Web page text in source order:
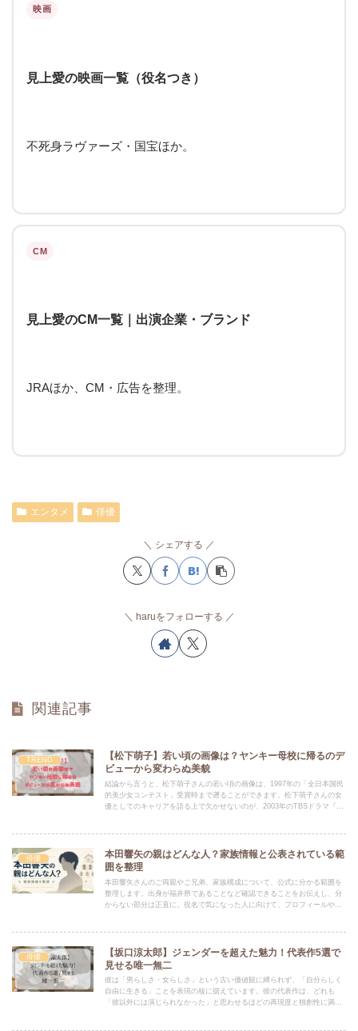
映画
見上愛の映画一覧（役名つき）
不死身ラヴァーズ・国宝ほか。
CM
見上愛のCM一覧｜出演企業・ブランド
JRAほか、CM・広告を整理。
エンタメ 俳優
シェアする
haruをフォローする
関連記事
TREND
【松下萌子】若い頃の画像は？ヤンキー母校に帰るのデ
ビューから変わらぬ美貌
結論から言うと、松下萌子さんの若い頃の画像は、1997年の「全日本国民
的美少女コンテスト」受賞時まで遡ることができます。松下萌子さんの女
優としてのキャリアを語る上で欠かせないのが、2003年のTBSドラマ『ヤ
俳優
本田響矢の親はどんな人？家族情報と公表されている範
囲を整理
本田響矢さんのご両親やご兄弟、家族構成について、公式に分かる範囲を
整理します。出身が福井県であることなど確認できることをお伝えし、分
からない部分は正直に。役名で気になった人に向けて、プロフィールや出
俳優
【坂口涼太郎】ジェンダーを超えた魅力！代表作5選で
見せる唯一無二
彼は「男らしさ・女らしさ」という古い価値観に縛られず、「自分らしく
自由に生きる」ことを表現の核に据えています。彼の代表作は、どれも
「彼以外には演じられなかった」と思わせるほどの再現度と独創性に満ち